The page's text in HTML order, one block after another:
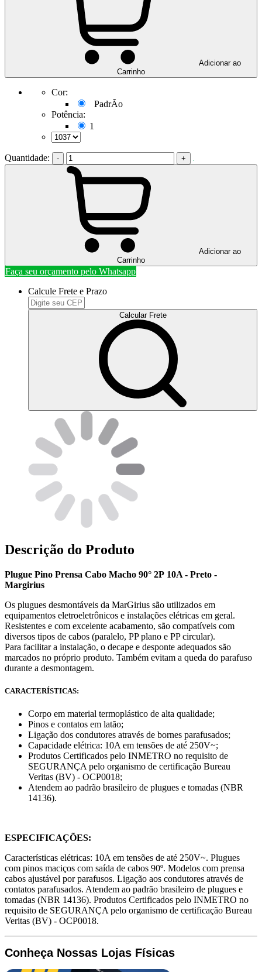
Adicionar ao
Carrinho
Cor:
PadrÃo
Potência:
1
Quantidade: - +
Carrinho
Faça seu orçamento pelo Whatsapp
Calcule Frete e Prazo
Calcular Frete
Descrição do Produto
Plugue Pino Prensa Cabo Macho 90° 2P 10A - Preto -
Margirius
Os plugues desmontáveis da MarGirius são utilizados em
equipamentos eletroeletrônicos e instalações elétricas em geral.
Resistentes e com excelente acabamento, são compatíveis com
diversos tipos de cabos (paralelo, PP plano e PP circular).
Para facilitar a instalação, o decape e desponte adequados são
marcados no próprio produto. Também evitam a queda do parafuso
durante a desmontagem.
CARACTERÍSTICAS:
Corpo em material termoplástico de alta qualidade;
Pinos e contatos em latão;
Ligação dos condutores através de bornes parafusados;
Capacidade elétrica: 10A em tensões de até 250V~;
Produtos Certificados pelo INMETRO no requisito de
SEGURANÇA pelo organismo de certificação Bureau
Veritas (BV) - OCP0018;
Atendem ao padrão brasileiro de plugues e tomadas (NBR
14136).
ESPECIFICAÇÕES:
Características elétricas: 10A em tensões de até 250V~. Plugues
com pinos maciços com saída de cabos 90º. Modelos com prensa
cabos ajustável por parafusos. Ligação aos condutores através de
contatos parafusados. Atendem ao padrão brasileiro de plugues e
tomadas (NBR 14136). Produtos Certificados pelo INMETRO no
requisito de SEGURANÇA pelo organismo de certificação Bureau
Veritas (BV) - OCP0018.
Conheça Nossas Lojas Físicas